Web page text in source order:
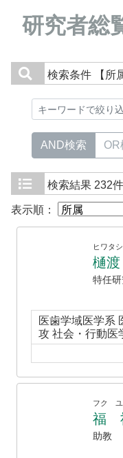
研究者総
検索条件 【
AND検索 OR
検索結果 232
表示順：
ヒワタ
樋
特任研
医歯学域医学系
攻 社会・行動医
フク ユ
福
助教